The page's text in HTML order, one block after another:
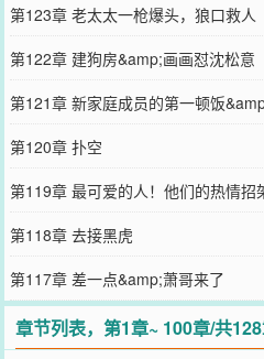
第123章 老太太一枪爆头，狼口救人
第122章 建狗房&amp;画画怼沈松意
第121章 新家庭成员的第一顿饭
第120章 扑空
第119章 最可爱的人！他们的热情招
第118章 去接黑虎
第117章 差一点&amp;萧哥来了
章节列表，第1章~ 100章/共